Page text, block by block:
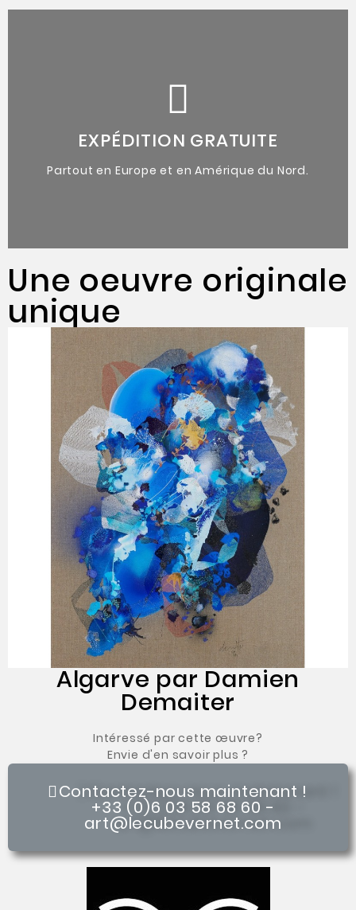
EXPÉDITION GRATUITE
Partout en Europe et en Amérique du Nord.
Oeuvres originales uniques
Une oeuvre originale
unique
Algarve par Damien
Demaiter
Intéressé par cette œuvre?
Envie d'en savoir plus ?
Contactez-nous maintenant !
+33 (0)6 03 58 68 60 -
art@lecubevernet.com